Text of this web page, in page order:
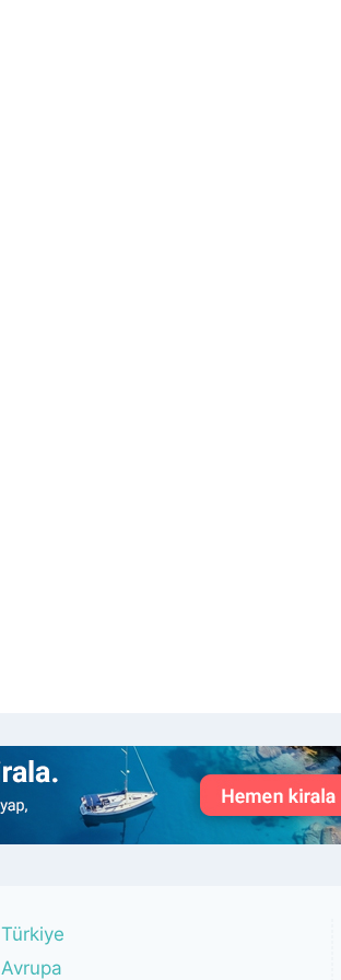
Türkiye
Avrupa